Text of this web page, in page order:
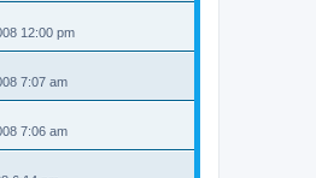
12:00 pm
7:07 am
7:06 am